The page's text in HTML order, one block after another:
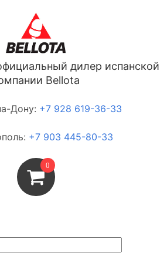
дилер испанской
Bellota
Дону: +7 928 619-36-33
+7 903 445-80-33
0